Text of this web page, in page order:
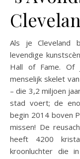
Als je Cleveland
levendige
Hall of Fame. Of
menselijk skelet
– die 3,2 miljoen
stad voert; de
begin 2014 boven
missen! De
heeft 4200
kroonluchter die